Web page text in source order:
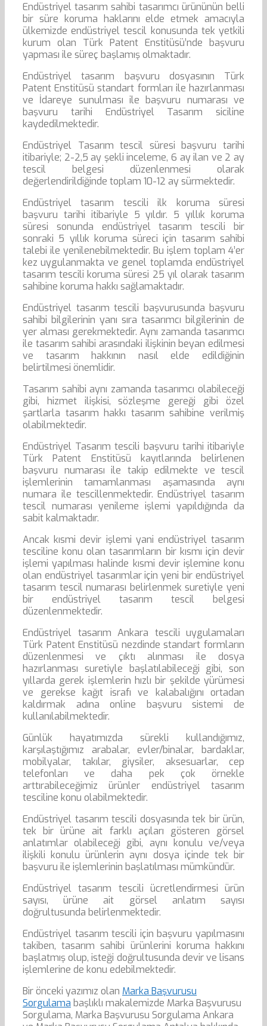
Endüstriyel tasarım sahibi tasarımcı ürününün belli
bir süre koruma haklarını elde etmek amacıyla
ülkemizde endüstriyel tescil konusunda tek yetkili
kurum olan Türk Patent Enstitüsü’nde başvuru
yapması ile süreç başlamış olmaktadır.
Endüstriyel tasarım başvuru dosyasının Türk
Patent Enstitüsü standart formları ile hazırlanması
ve İdareye sunulması ile başvuru numarası ve
başvuru tarihi Endüstriyel Tasarım siciline
kaydedilmektedir.
Endüstriyel Tasarım tescil süresi başvuru tarihi
itibariyle; 2-2,5 ay şekli inceleme, 6 ay ilan ve 2 ay
tescil belgesi düzenlenmesi olarak
değerlendirildiğinde toplam 10-12 ay sürmektedir.
Endüstriyel tasarım tescili ilk koruma süresi
başvuru tarihi itibariyle 5 yıldır. 5 yıllık koruma
süresi sonunda endüstriyel tasarım tescili bir
sonraki 5 yıllık koruma süreci için tasarım sahibi
talebi ile yenilenebilmektedir. Bu işlem toplam 4’er
kez uygulanmakta ve genel toplamda endüstriyel
tasarım tescili koruma süresi 25 yıl olarak tasarım
sahibine koruma hakkı sağlamaktadır.
Endüstriyel tasarım tescili başvurusunda başvuru
sahibi bilgilerinin yanı sıra tasarımcı bilgilerinin de
yer alması gerekmektedir. Aynı zamanda tasarımcı
ile tasarım sahibi arasındaki ilişkinin beyan edilmesi
ve tasarım hakkının nasıl elde edildiğinin
belirtilmesi önemlidir.
Tasarım sahibi aynı zamanda tasarımcı olabileceği
gibi, hizmet ilişkisi, sözleşme gereği gibi özel
şartlarla tasarım hakkı tasarım sahibine verilmiş
olabilmektedir.
Endüstriyel Tasarım tescili başvuru tarihi itibariyle
Türk Patent Enstitüsü kayıtlarında belirlenen
başvuru numarası ile takip edilmekte ve tescil
işlemlerinin tamamlanması aşamasında aynı
numara ile tescillenmektedir. Endüstriyel tasarım
tescil numarası yenileme işlemi yapıldığında da
sabit kalmaktadır.
Ancak kısmi devir işlemi yani endüstriyel tasarım
tesciline konu olan tasarımların bir kısmı için devir
işlemi yapılması halinde kısmi devir işlemine konu
olan endüstriyel tasarımlar için yeni bir endüstriyel
tasarım tescil numarası belirlenmek suretiyle yeni
bir endüstriyel tasarım tescil belgesi
düzenlenmektedir.
Endüstriyel tasarım Ankara tescili uygulamaları
Türk Patent Enstitüsü nezdinde standart formların
düzenlenmesi ve çıktı alınması ile dosya
hazırlanması suretiyle başlatılabileceği gibi, son
yıllarda gerek işlemlerin hızlı bir şekilde yürümesi
ve gerekse kağıt israfı ve kalabalığını ortadan
kaldırmak adına online başvuru sistemi de
kullanılabilmektedir.
Günlük hayatımızda sürekli kullandığımız,
karşılaştığımız arabalar, evler/binalar, bardaklar,
mobilyalar, takılar, giysiler, aksesuarlar, cep
telefonları ve daha pek çok örnekle
arttırabileceğimiz ürünler endüstriyel tasarım
tesciline konu olabilmektedir.
Endüstriyel tasarım tescili dosyasında tek bir ürün,
tek bir ürüne ait farklı açıları gösteren görsel
anlatımlar olabileceği gibi, aynı konulu ve/veya
ilişkili konulu ürünlerin aynı dosya içinde tek bir
başvuru ile işlemlerinin başlatılması mümkündür.
Endüstriyel tasarım tescili ücretlendirmesi ürün
sayısı, ürüne ait görsel anlatım sayısı
doğrultusunda belirlenmektedir.
Endüstriyel tasarım tescili için başvuru yapılmasını
takiben, tasarım sahibi ürünlerini koruma hakkını
başlatmış olup, isteği doğrultusunda devir ve lisans
işlemlerine de konu edebilmektedir.
Bir önceki yazımız olan Marka Başvurusu
Sorgulama başlıklı makalemizde Marka Başvurusu
Sorgulama, Marka Başvurusu Sorgulama Ankara